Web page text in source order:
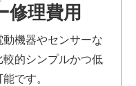
修理費用
機器やセンサーな
的シンプルかつ低
です。